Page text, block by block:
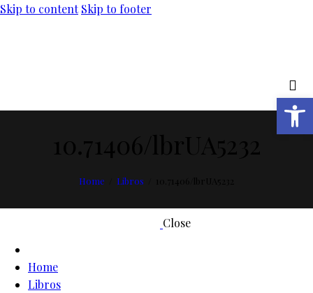
Skip to content Skip to footer
Home Libros
Close
Home
Libros
Abrir barra de herramientas